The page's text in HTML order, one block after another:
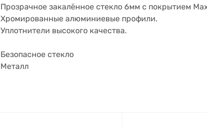
Прозрачное закалённое стекло 6мм с покрытием
Хромированные алюминиевые профили.
Уплотнители высокого качества.
Безопасное стекло
Металл